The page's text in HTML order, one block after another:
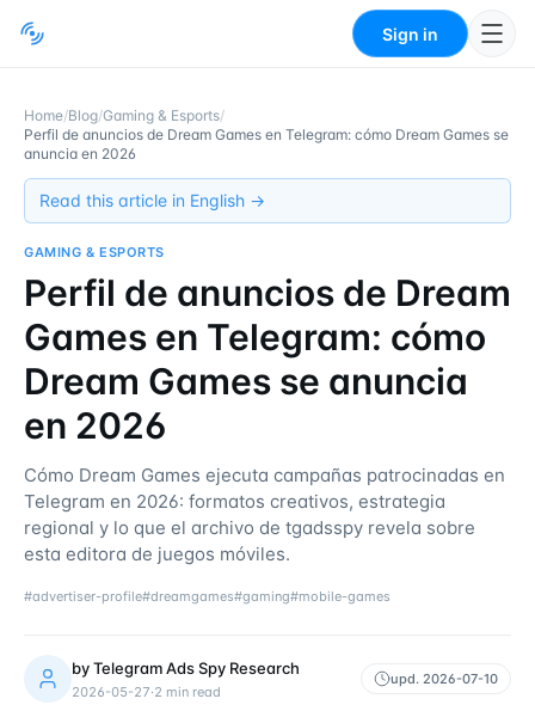
Sign in
Home/Blog/Gaming & Esports/
Perfil de anuncios de Dream Games en Telegram: cómo Dream Games se
anuncia en 2026
Read this article in English →
GAMING & ESPORTS
Perfil de anuncios de Dream
Games en Telegram: cómo
Dream Games se anuncia
en 2026
Cómo Dream Games ejecuta campañas patrocinadas en
Telegram en 2026: formatos creativos, estrategia
regional y lo que el archivo de tgadsspy revela sobre
esta editora de juegos móviles.
#advertiser-profile#dreamgames#gaming#mobile-games
byTelegram Ads Spy Research
2026-05-27·2 min read
upd. 2026-07-10